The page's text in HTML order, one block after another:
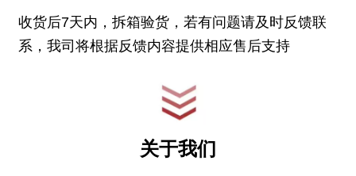
收货后7天内，拆箱验货，若有问题请及时反馈联
系，我司将根据反馈内容提供相应售后支持
关于我们